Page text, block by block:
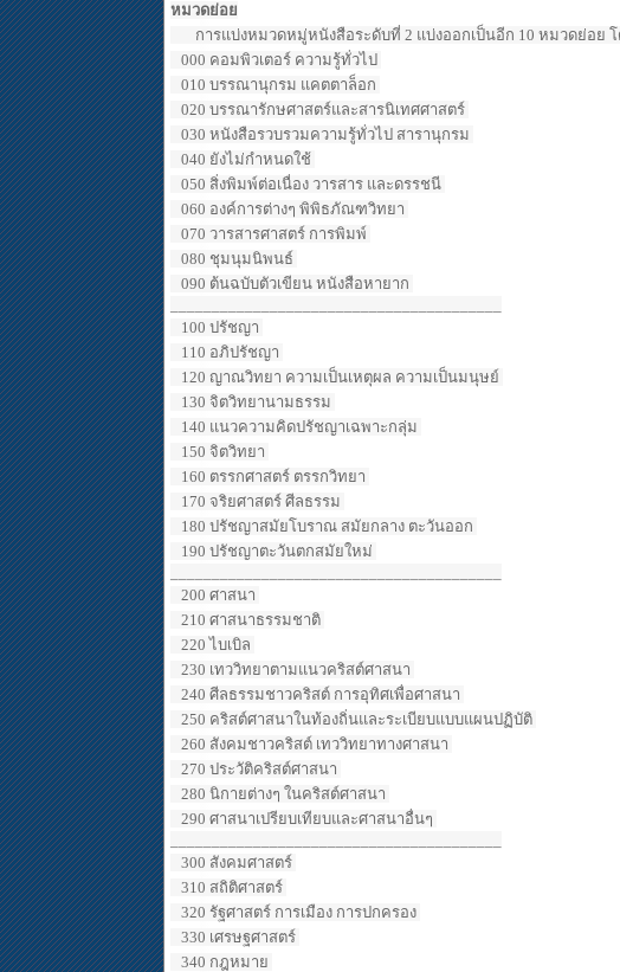
หมวดย่อย
การแบ่งหมวดหมู่หนังสือระดับที่ 2 แบ่งออกเป็นอีก 10 หมวดย่อย โ
000 คอมพิวเตอร์ ความรู้ทั่วไป
010 บรรณานุกรม แคตตาล็อก
020 บรรณารักษศาสตร์และสารนิเทศศาสตร์
030 หนังสือรวบรวมความรู้ทั่วไป สารานุกรม
040 ยังไม่กำหนดใช้
050 สิ่งพิมพ์ต่อเนื่อง วารสาร และดรรชนี
060 องค์การต่างๆ พิพิธภัณฑวิทยา
070 วารสารศาสตร์ การพิมพ์
080 ชุมนุมนิพนธ์
090 ต้นฉบับตัวเขียน หนังสือหายาก
100 ปรัชญา
110 อภิปรัชญา
120 ญาณวิทยา ความเป็นเหตุผล ความเป็นมนุษย์
130 จิตวิทยานามธรรม
140 แนวความคิดปรัชญาเฉพาะกลุ่ม
150 จิตวิทยา
160 ตรรกศาสตร์ ตรรกวิทยา
170 จริยศาสตร์ ศีลธรรม
180 ปรัชญาสมัยโบราณ สมัยกลาง ตะวันออก
190 ปรัชญาตะวันตกสมัยใหม่
200 ศาสนา
210 ศาสนาธรรมชาติ
220 ไบเบิล
230 เทววิทยาตามแนวคริสต์ศาสนา
240 ศีลธรรมชาวคริสต์ การอุทิศเพื่อศาสนา
250 คริสต์ศาสนาในท้องถิ่นและระเบียบแบบแผนปฏิบัติ
260 สังคมชาวคริสต์ เทววิทยาทางศาสนา
270 ประวัติคริสต์ศาสนา
280 นิกายต่างๆ ในคริสต์ศาสนา
290 ศาสนาเปรียบเทียบและศาสนาอื่นๆ
300 สังคมศาสตร์
310 สถิติศาสตร์
320 รัฐศาสตร์ การเมือง การปกครอง
330 เศรษฐศาสตร์
340 กฎหมาย